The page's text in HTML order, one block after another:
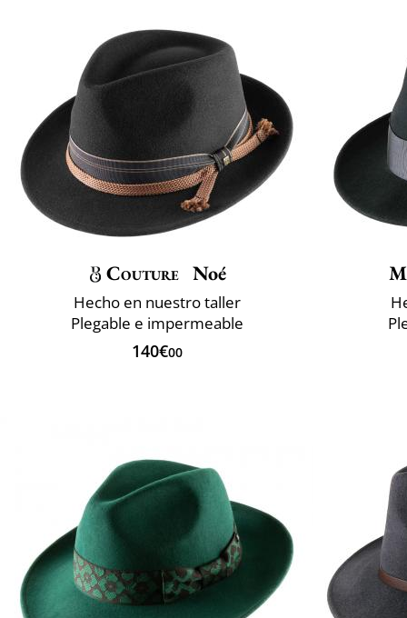
Couture Noé
Hecho en nuestro taller
Plegable e impermeable
140€00